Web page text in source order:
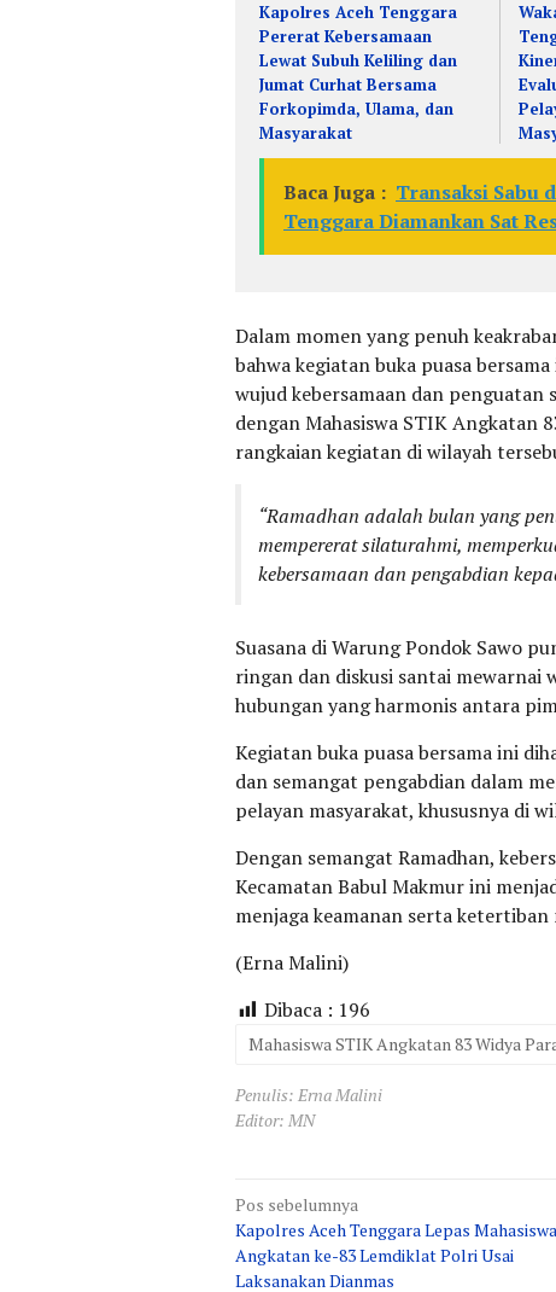
Kapolres Aceh Tenggara
Pererat Kebersamaan
Lewat Subuh Keliling dan
Jumat Curhat Bersama
Forkopimda, Ulama, dan
Masyarakat
Baca Juga : Transaksi Sabu
Tenggara Diamankan Sat
Dalam momen yang penuh
bahwa kegiatan buka puasa
wujud kebersamaan dan
dengan Mahasiswa STIK Angkatan
rangkaian kegiatan di wilayah
“Ramadhan adalah bulan yang
mempererat silaturahmi,
kebersamaan dan pengabdian
Suasana di Warung Pondok Sawo
ringan dan diskusi santai mewarnai
hubungan yang harmonis antara
Kegiatan buka puasa bersama ini
dan semangat pengabdian dalam
pelayan masyarakat, khususnya di
Dengan semangat Ramadhan,
Kecamatan Babul Makmur ini
menjaga keamanan serta
(Erna Malini)
Dibaca : 196
Mahasiswa STIK Angkatan 83 Widya
Penulis: Erna Malini
Editor: MN
Navigasi
pos
Pos sebelumnya
Kapolres Aceh Tenggara Lepas
Angkatan ke-83 Lemdiklat Polri Usai
Laksanakan Dianmas